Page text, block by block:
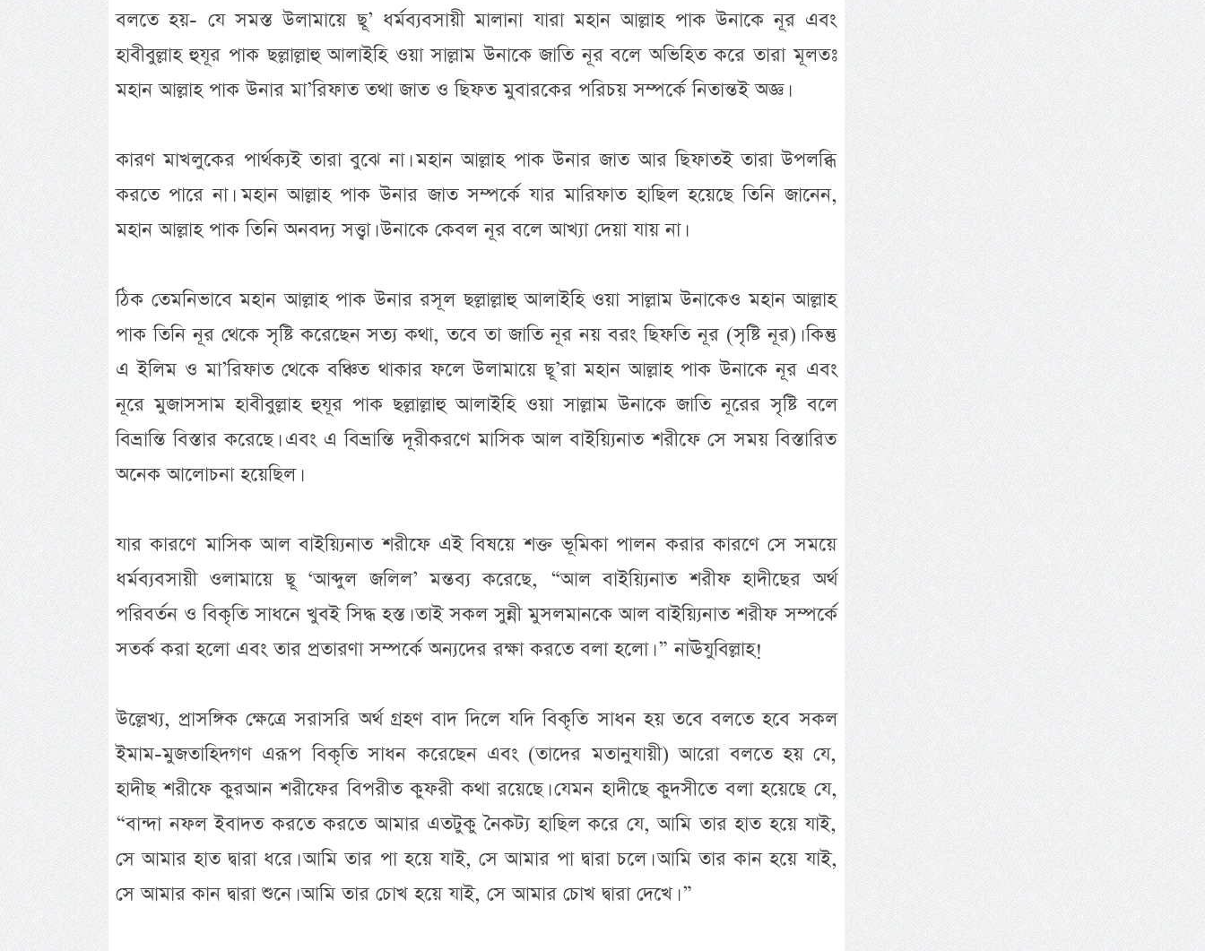
বলতে হয়- যে সমস্ত উলামায়ে ছূ’ ধর্মব্যবসায়ী মালানা যারা মহান আল্লাহ পাক উনাকে নূর এবং
হাবীবুল্লাহ হুযূর পাক ছল্লাল্লাহু আলাইহি ওয়া সাল্লাম উনাকে জাতি নূর বলে অভিহিত করে তারা মূলতঃ
মহান আল্লাহ পাক উনার মা’রিফাত তথা জাত ও ছিফত মুবারকের পরিচয় সম্পর্কে নিতান্তই অজ্ঞ।
কারণ মাখলুকের পার্থক্যই তারা বুঝে না। মহান আল্লাহ পাক উনার জাত আর ছিফাতই তারা উপলব্ধি
করতে পারে না। মহান আল্লাহ পাক উনার জাত সম্পর্কে যার মারিফাত হাছিল হয়েছে তিনি জানেন,
মহান আল্লাহ পাক তিনি অনবদ্য সত্ত্বা। উনাকে কেবল নূর বলে আখ্যা দেয়া যায় না।
ঠিক তেমনিভাবে মহান আল্লাহ পাক উনার রসূল ছল্লাল্লাহু আলাইহি ওয়া সাল্লাম উনাকেও মহান আল্লাহ
পাক তিনি নূর থেকে সৃষ্টি করেছেন সত্য কথা, তবে তা জাতি নূর নয় বরং ছিফতি নূর (সৃষ্টি নূর)। কিন্তু
এ ইলিম ও মা’রিফাত থেকে বঞ্চিত থাকার ফলে উলামায়ে ছূ’রা মহান আল্লাহ পাক উনাকে নূর এবং
নূরে মুজাসসাম হাবীবুল্লাহ হুযূর পাক ছল্লাল্লাহু আলাইহি ওয়া সাল্লাম উনাকে জাতি নূরের সৃষ্টি বলে
বিভ্রান্তি বিস্তার করেছে। এবং এ বিভ্রান্তি দূরীকরণে মাসিক আল বাইয়্যিনাত শরীফে সে সময় বিস্তারিত
অনেক আলোচনা হয়েছিল।
যার কারণে মাসিক আল বাইয়্যিনাত শরীফে এই বিষয়ে শক্ত ভূমিকা পালন করার কারণে সে সময়ে
ধর্মব্যবসায়ী ওলামায়ে ছূ ‘আব্দুল জলিল’ মন্তব্য করেছে, “আল বাইয়্যিনাত শরীফ হাদীছের অর্থ
পরিবর্তন ও বিকৃতি সাধনে খুবই সিদ্ধ হস্ত। তাই সকল সুন্নী মুসলমানকে আল বাইয়্যিনাত শরীফ সম্পর্কে
সতর্ক করা হলো এবং তার প্রতারণা সম্পর্কে অন্যদের রক্ষা করতে বলা হলো। ” নাঊযুবিল্লাহ!
উল্লেখ্য, প্রাসঙ্গিক ক্ষেত্রে সরাসরি অর্থ গ্রহণ বাদ দিলে যদি বিকৃতি সাধন হয় তবে বলতে হবে সকল
ইমাম-মুজতাহিদগণ এরূপ বিকৃতি সাধন করেছেন এবং (তাদের মতানুযায়ী) আরো বলতে হয় যে,
হাদীছ শরীফে কুরআন শরীফের বিপরীত কুফরী কথা রয়েছে। যেমন হাদীছে কুদসীতে বলা হয়েছে যে,
“বান্দা নফল ইবাদত করতে করতে আমার এতটুকু নৈকট্য হাছিল করে যে, আমি তার হাত হয়ে যাই,
সে আমার হাত দ্বারা ধরে। আমি তার পা হয়ে যাই, সে আমার পা দ্বারা চলে। আমি তার কান হয়ে যাই,
সে আমার কান দ্বারা শুনে। আমি তার চোখ হয়ে যাই, সে আমার চোখ দ্বারা দেখে। ”